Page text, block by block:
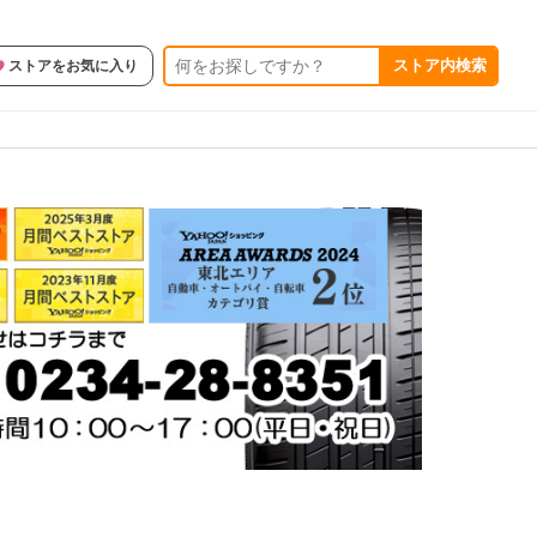
ストアをお気に入り ストア内検索